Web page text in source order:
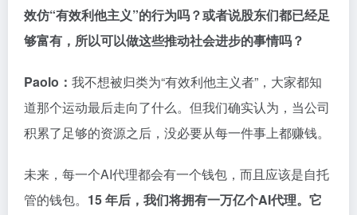
效仿“有效利他主义”的行为吗？或者说股东们都已经足
够富有，所以可以做这些推动社会进步的事情吗？
Paolo： 我不想被归类为“有效利他主义者”，大家都知
道那个运动最后走向了什么。但我们确实认为，当公司
积累了足够的资源之后，没必要从每一件事上都赚钱。
未来，每一个AI代理都会有一个钱包，而且应该是自托
管的钱包。 15 年后，我们将拥有一万亿个AI代理。它